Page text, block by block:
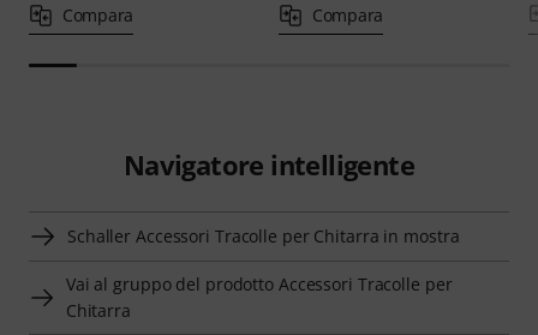
Compara Compara
Navigatore intelligente
Schaller Accessori Tracolle per Chitarra in mostra
Vai al gruppo del prodotto Accessori Tracolle per
Chitarra